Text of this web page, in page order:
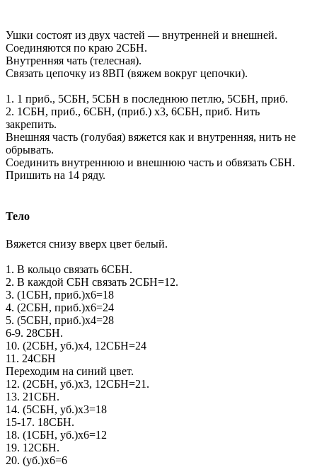
Ушки состоят из двух частей — внутренней и внешней.
Соединяются по краю 2СБН.
Внутренняя чать (телесная).
Связать цепочку из 8ВП (вяжем вокруг цепочки).
1. 1 приб., 5СБН, 5СБН в последнюю петлю, 5СБН, приб.
2. 1СБН, приб., 6СБН, (приб.) х3, 6СБН, приб. Нить
закрепить.
Внешняя часть (голубая) вяжется как и внутренняя, нить не
обрывать.
Соединить внутреннюю и внешнюю часть и обвязать СБН.
Пришить на 14 ряду.
Тело
Вяжется снизу вверх цвет белый.
1. В кольцо связать 6СБН.
2. В каждой СБН связать 2СБН=12.
3. (1СБН, приб.)х6=18
4. (2СБН, приб.)х6=24
5. (5СБН, приб.)х4=28
6-9. 28СБН.
10. (2СБН, уб.)х4, 12СБН=24
11. 24СБН
Переходим на синий цвет.
12. (2СБН, уб.)х3, 12СБН=21.
13. 21СБН.
14. (5СБН, уб.)х3=18
15-17. 18СБН.
18. (1СБН, уб.)х6=12
19. 12СБН.
20. (уб.)х6=6